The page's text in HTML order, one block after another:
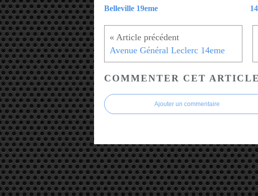
Belleville 19eme
Avenue Général Leclerc 14eme
COMMENTER CET ARTICLE
Ajouter un commentaire